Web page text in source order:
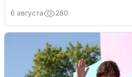
6 августа 280